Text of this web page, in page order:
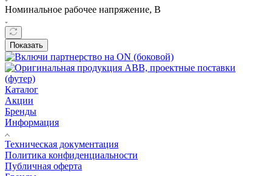
Номинальное рабочее напряжение, В
Показать
Каталог
Акции
Бренды
Информация
Техническая документация
Политика конфиденциальности
Публичная оферта